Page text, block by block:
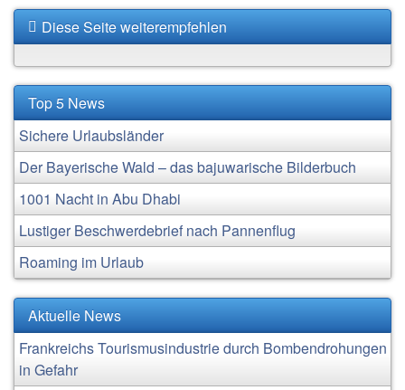
Diese Seite weiterempfehlen
Top 5 News
Sichere Urlaubsländer
Der Bayerische Wald – das bajuwarische Bilderbuch
1001 Nacht in Abu Dhabi
Lustiger Beschwerdebrief nach Pannenflug
Roaming im Urlaub
Aktuelle News
Frankreichs Tourismusindustrie durch Bombendrohungen
in Gefahr